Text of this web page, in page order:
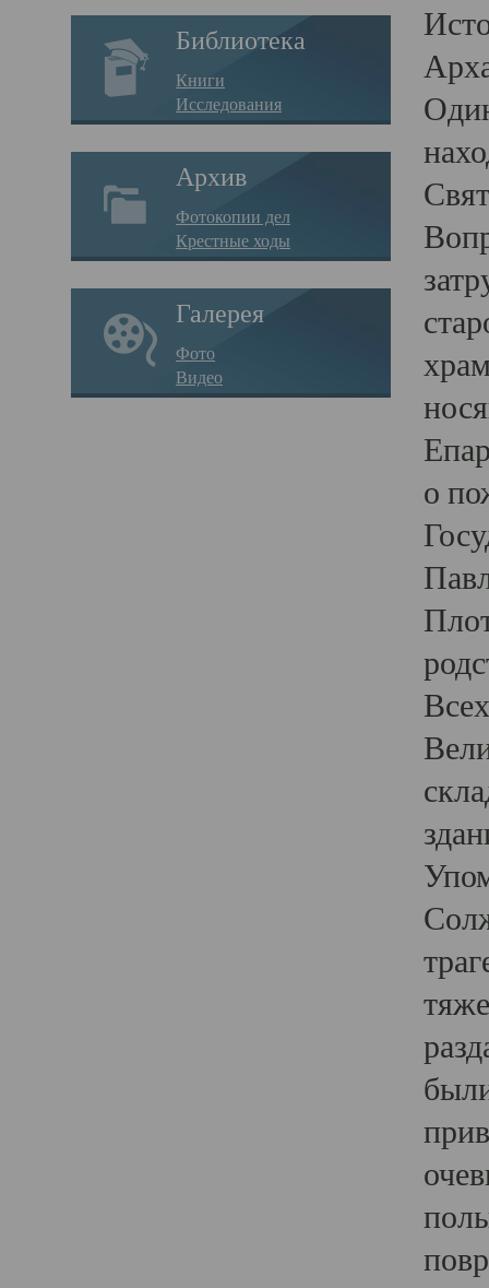
Библиотека
Книги
Исследования
Архив
Фотокопии дел
Крестные ходы
Галерея
Фото
Видео
о